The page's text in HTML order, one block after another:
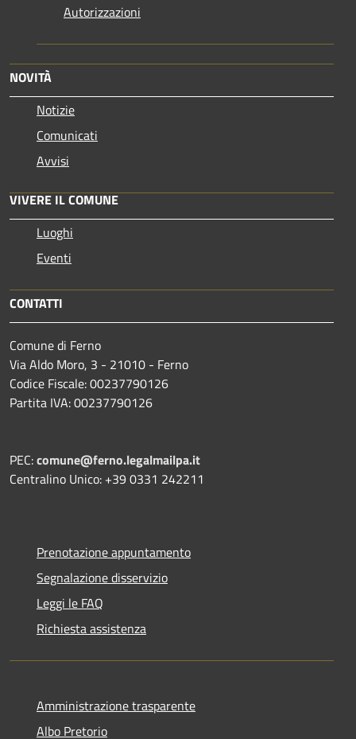
Autorizzazioni
NOVITÀ
Notizie
Comunicati
Avvisi
VIVERE IL COMUNE
Luoghi
Eventi
CONTATTI
Comune di Ferno
Via Aldo Moro, 3 - 21010 - Ferno
Codice Fiscale: 00237790126
Partita IVA: 00237790126
PEC:comune@ferno.legalmailpa.it
Centralino Unico: +39 0331 242211
Prenotazione appuntamento
Segnalazione disservizio
Leggi le FAQ
Richiesta assistenza
Amministrazione trasparente
Albo Pretorio